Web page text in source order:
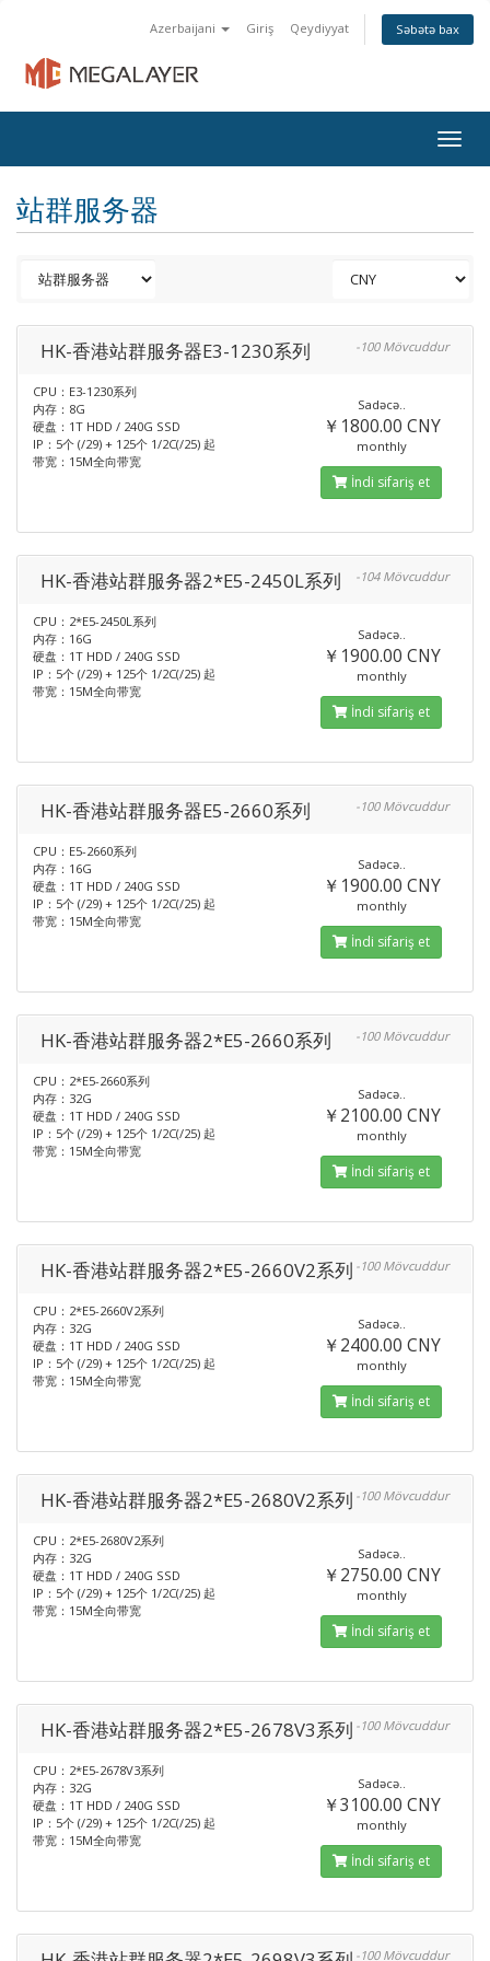
Azerbaijani Giriş Qeydiyyat Səbətə bax
站群服务器
HK-香港站群服务器E3-1230系列 -100 Mövcuddur
CPU：E3-1230系列
内存：8G
硬盘：1T HDD / 240G SSD
IP：5个 (/29) + 125个 1/2C(/25) 起
带宽：15M全向带宽
Sadəcə..
￥1800.00 CNY
monthly
İndi sifariş et
HK-香港站群服务器2*E5-2450L系列 -104 Mövcuddur
CPU：2*E5-2450L系列
内存：16G
硬盘：1T HDD / 240G SSD
IP：5个 (/29) + 125个 1/2C(/25) 起
带宽：15M全向带宽
Sadəcə..
￥1900.00 CNY
monthly
İndi sifariş et
HK-香港站群服务器E5-2660系列 -100 Mövcuddur
CPU：E5-2660系列
内存：16G
硬盘：1T HDD / 240G SSD
IP：5个 (/29) + 125个 1/2C(/25) 起
带宽：15M全向带宽
Sadəcə..
￥1900.00 CNY
monthly
İndi sifariş et
HK-香港站群服务器2*E5-2660系列 -100 Mövcuddur
CPU：2*E5-2660系列
内存：32G
硬盘：1T HDD / 240G SSD
IP：5个 (/29) + 125个 1/2C(/25) 起
带宽：15M全向带宽
Sadəcə..
￥2100.00 CNY
monthly
İndi sifariş et
HK-香港站群服务器2*E5-2660V2系列 -100 Mövcuddur
CPU：2*E5-2660V2系列
内存：32G
硬盘：1T HDD / 240G SSD
IP：5个 (/29) + 125个 1/2C(/25) 起
带宽：15M全向带宽
Sadəcə..
￥2400.00 CNY
monthly
İndi sifariş et
HK-香港站群服务器2*E5-2680V2系列 -100 Mövcuddur
CPU：2*E5-2680V2系列
内存：32G
硬盘：1T HDD / 240G SSD
IP：5个 (/29) + 125个 1/2C(/25) 起
带宽：15M全向带宽
Sadəcə..
￥2750.00 CNY
monthly
İndi sifariş et
HK-香港站群服务器2*E5-2678V3系列 -100 Mövcuddur
CPU：2*E5-2678V3系列
内存：32G
硬盘：1T HDD / 240G SSD
IP：5个 (/29) + 125个 1/2C(/25) 起
带宽：15M全向带宽
Sadəcə..
￥3100.00 CNY
monthly
İndi sifariş et
-100 Mövcuddur